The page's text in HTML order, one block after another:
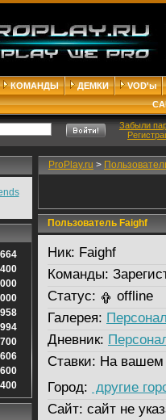
КОМАНДЫ ДЕМКИ
VOD'ы
Забыли
994
700
606
600
400
ProPlay.ru >
Пользователь Faighf
Ник: Faighf
Команды:
Статус:
offline
Галерея:
Дневник:
Ставки: На вашем
Город: другие
Сайт: сайт не